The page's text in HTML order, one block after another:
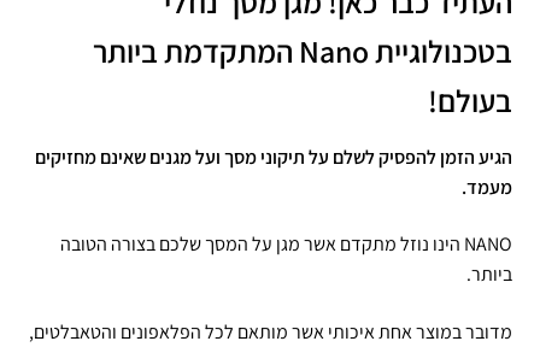
בטכנולוגיית Nano המתקדמת ביותר
בעולם!
הגיע הזמן להפסיק לשלם על תיקוני מסך ועל מגנים שאינם מחזיקים
מעמד.
NANO הינו נוזל מתקדם אשר מגן על המסך שלכם בצורה הטובה
ביותר.
מדובר במוצר אחת איכותי אשר מותאם לכל הפלאפונים והטאבלטים,